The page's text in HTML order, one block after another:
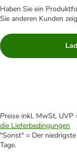
Haben Sie ein
Sie anderen Kunden
Preise inkl. MwSt. UVP
die Lieferbedingungen
"Sonst" = Der
Tage.